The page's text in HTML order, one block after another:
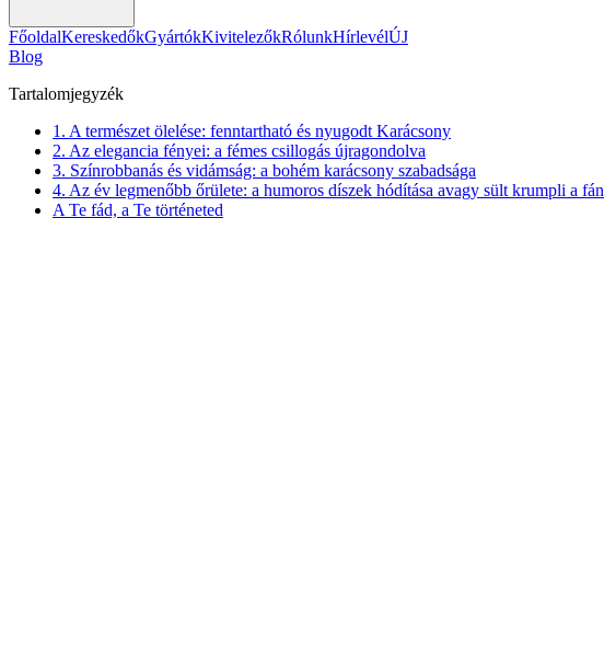
FőoldalKereskedőkGyártókKivitelezőkRólunkHírlevélÚJ
Blog
Tartalomjegyzék
1. A természet ölelése: fenntartható és nyugodt Karácsony
2. Az elegancia fényei: a fémes csillogás újragondolva
3. Színrobbanás és vidámság: a bohém karácsony szabadsága
4. Az év legmenőbb őrülete: a humoros díszek hódítása avagy sült krumpli a fán
A Te fád, a Te történeted